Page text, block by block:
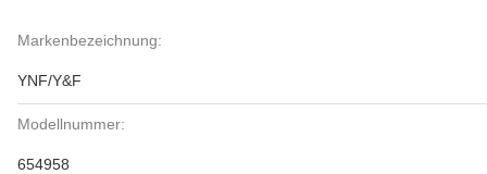
Markenbezeichnung:
YNF/Y&F
Modellnummer:
654958